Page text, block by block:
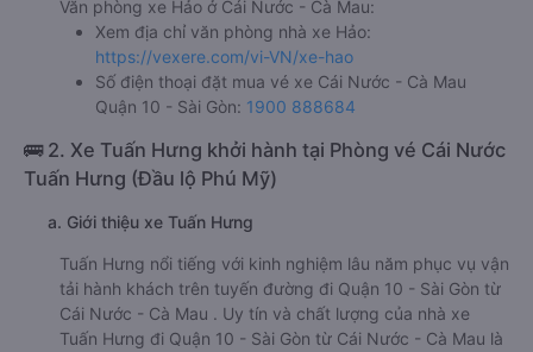
Văn phòng xe Hảo ở Cái Nước - Cà Mau:
Xem địa chỉ văn phòng nhà xe Hảo:
https://vexere.com/vi-VN/xe-hao
Số điện thoại đặt mua vé xe Cái Nước - Cà Mau
Quận 10 - Sài Gòn: 1900 888684
🚌 2. Xe Tuấn Hưng khởi hành tại Phòng vé Cái Nước
Tuấn Hưng (Đầu lộ Phú Mỹ)
a. Giới thiệu xe Tuấn Hưng
Tuấn Hưng nổi tiếng với kinh nghiệm lâu năm phục vụ vận
tải hành khách trên tuyến đường đi Quận 10 - Sài Gòn từ
Cái Nước - Cà Mau . Uy tín và chất lượng của nhà xe
Tuấn Hưng đi Quận 10 - Sài Gòn từ Cái Nước - Cà Mau là